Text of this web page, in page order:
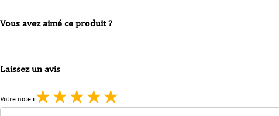
Vous avez aimé ce produit ?
Laissez un avis
Votre note :★★★★★